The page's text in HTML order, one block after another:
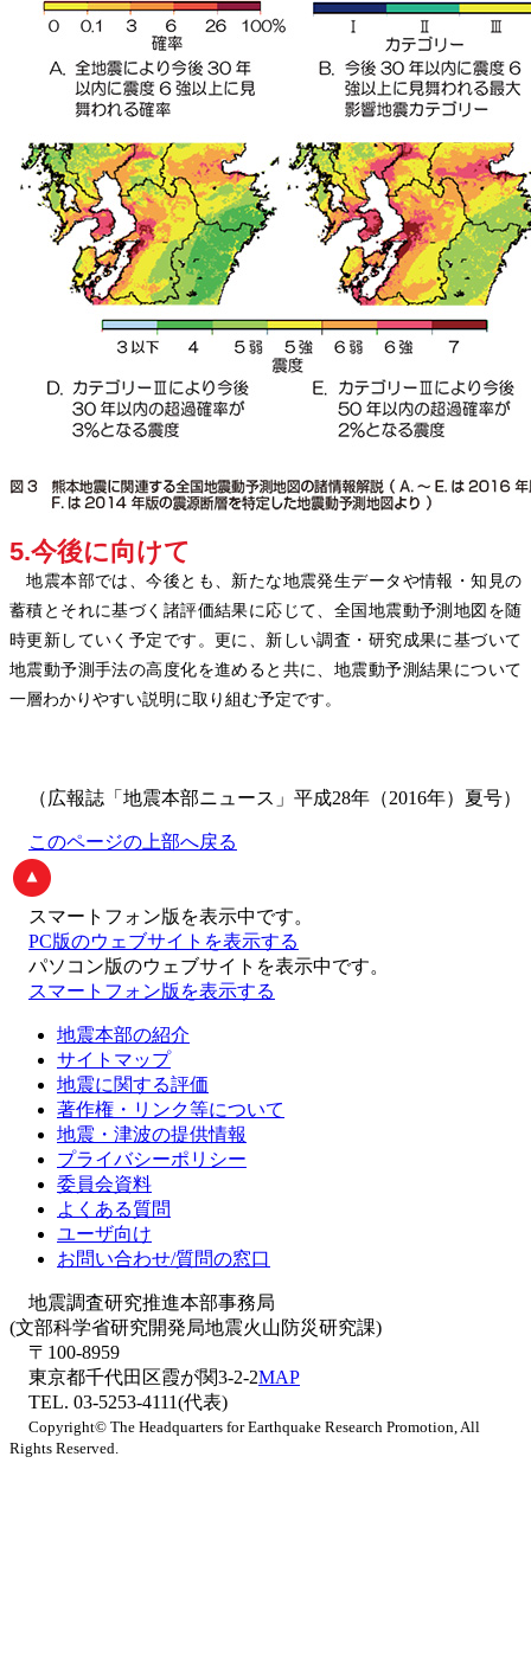
5.今後に向けて
地震本部では、今後とも、新たな地震発生データや情報・知見の
蓄積とそれに基づく諸評価結果に応じて、全国地震動予測地図を随
時更新していく予定です。更に、新しい調査・研究成果に基づいて
地震動予測手法の高度化を進めると共に、地震動予測結果について
一層わかりやすい説明に取り組む予定です。
（広報誌「地震本部ニュース」平成28年（2016年）夏号）
このページの上部へ戻る
スマートフォン版 を表示中です。
PC版のウェブサイトを表示する
パソコン版のウェブサイトを表示中です。
スマートフォン版を表示する
地震本部の紹介
サイトマップ
地震に関する評価
著作権・リンク等について
地震・津波の提供情報
プライバシーポリシー
委員会資料
よくある質問
ユーザ向け
お問い合わせ/質問の窓口
地震調査研究推進本部事務局
(文部科学省研究開発局地震火山防災研究課)
〒100-8959
東京都千代田区霞が関3-2-2MAP
TEL. 03-5253-4111(代表)
Copyright© The Headquarters for Earthquake Research Promotion, All
Rights Reserved.